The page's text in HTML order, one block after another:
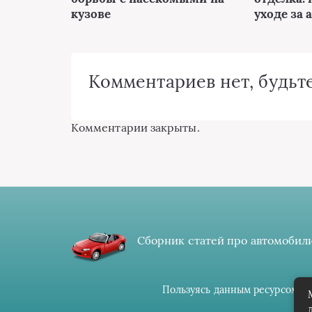
кузове
уходе за
Комментариев нет,
Комментарии закрыты.
Сборник статей про
Пользуясь данным ресурсом